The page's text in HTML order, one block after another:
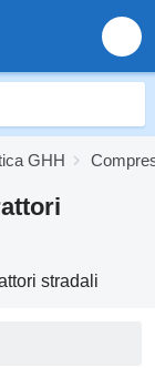
GHH
stradali